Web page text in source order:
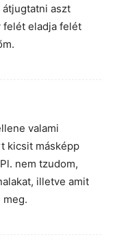
átjugtatni aszt
felét eladja felét
valami
kicsit másképp
nem tzudom,
illetve amit
meg.